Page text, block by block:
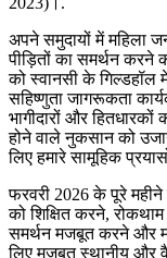
अपने समुदायों में महिला
पीड़ितों का समर्थन करने
को स्वानसी के गिल्डहॉल
सहिष्णुता जागरूकता
भागीदारों और
होने वाले नुकसान को
लिए हमारे सामूहिक
फरवरी 2026 के पूरे महीने
को शिक्षित करने,
समर्थन मजबूत करने और
लिए मजबूत स्थानीय और